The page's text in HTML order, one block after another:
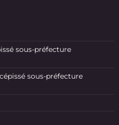
sous-préfecture
sous-préfecture